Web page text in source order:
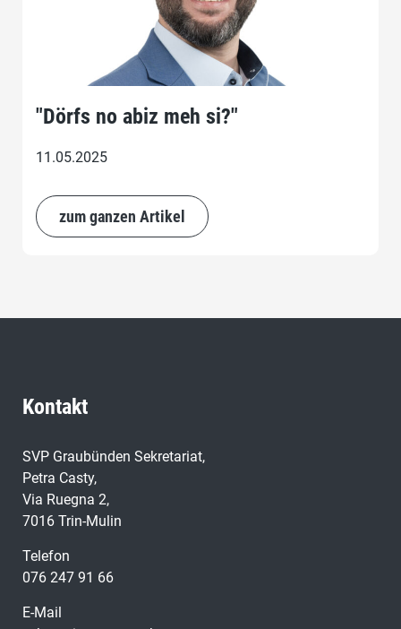
"Dörfs no abiz meh si?"
11.05.2025
zum ganzen Artikel
Kontakt
SVP Graubünden Sekretariat,
Petra Casty,
Via Ruegna 2,
7016 Trin-Mulin
Telefon
076 247 91 66
E-Mail